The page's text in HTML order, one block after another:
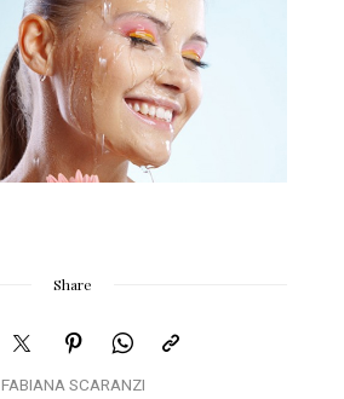
Share
FABIANA SCARANZI